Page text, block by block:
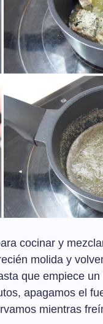
cocinar y
molida y
que empiece
apagamos el
mientras